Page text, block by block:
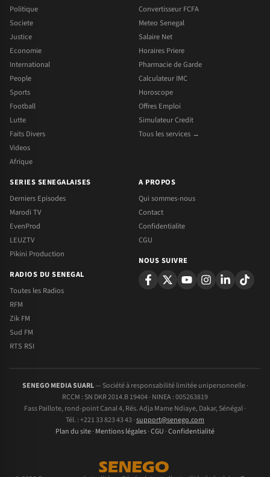
Politique
Societe
Justice
Economie
International
People
Sports
Football
Lutte
Faits Divers
Videos
Afrique
Convertisseur FCFA
Meteo Senegal
Salaire Net
Horaires Priere
Pharmacie de Garde
Calculateur IMC
Horoscope
Offres Emploi
Simulateur Credit
Tous les services →
SERIES SENEGALAISES
Derniers Episodes
Marodi TV
EvenProd
LEUZTV
Pikini Production
RADIOS DU SENEGAL
Toutes les Radios
RFM
Zik FM
Sud FM
RTS RSI
A PROPOS
Qui sommes-nous
Contact
Confidentialite
CGU
NOUS SUIVRE
SENEGO MEDIA SUARL— Société à responsabilité limitée unipersonnelle ·
RCCM : SN DKR 2014.B 19404 · NINEA : 005263819
Fass Paillote, rond-point Canal 4, Rés. Adja Mame Ndiaye, Dakar, Sénégal ·
Tél. : +221 33 823 43 43 ·support@senego.com
Plan du site· Mentions légales·CGU ·Confidentialité